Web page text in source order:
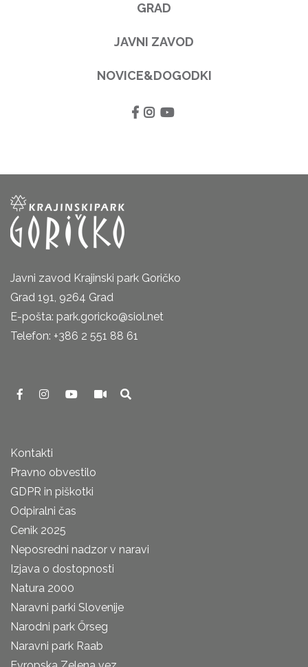
GRAD
JAVNI ZAVOD
NOVICE&DOGODKI
Javni zavod Krajinski park Goričko
Grad 191, 9264 Grad
E-pošta: park.goricko@siol.net
Telefon: +386 2 551 88 61
Kontakti
Pravno obvestilo
GDPR in piškotki
Odpiralni čas
Cenik 2025
Neposredni nadzor v naravi
Izjava o dostopnosti
Natura 2000
Naravni parki Slovenije
Narodni park Őrseg
Naravni park Raab